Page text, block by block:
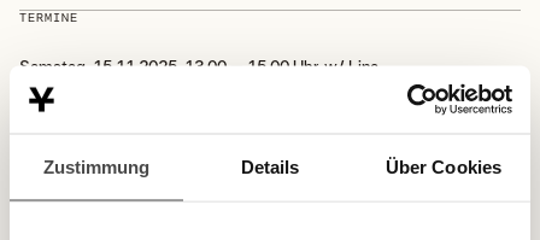
Zustimmung Details Über Cookies
TERMINE
Samstag, 15.11.2025, 13.00 – 15.00 Uhr, w/ Lina
GOOD TO KNOW